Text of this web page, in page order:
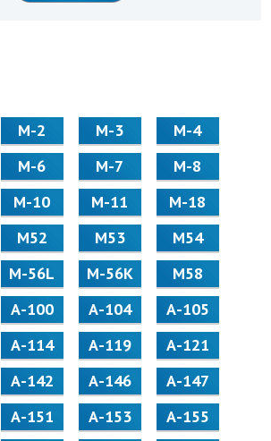
М-2 М-3
М-4
М-6 М-7
М-8
М-10 М-11
М-18
М52 М53
М54
M-56L M-56K
М58
А-100 А-104
А-105
А-114 А-119
А-121
А-142 А-146
А-147
А-151 А-153
А-155